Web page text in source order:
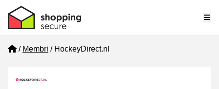
Home
Membri HockeyDirect.nl